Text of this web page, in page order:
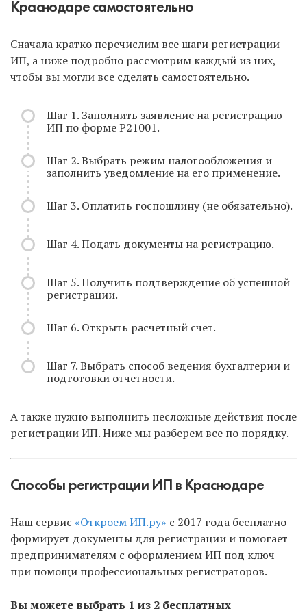
Краснодаре самостоятельно
Сначала кратко перечислим все шаги регистрации
ИП, а ниже подробно рассмотрим каждый из них,
чтобы вы могли все сделать самостоятельно.
Шаг 1. Заполнить заявление на регистрацию
ИП по форме Р21001.
Шаг 2. Выбрать режим налогообложения и
заполнить уведомление на его применение.
Шаг 3. Оплатить госпошлину (не обязательно).
Шаг 4. Подать документы на регистрацию.
Шаг 5. Получить подтверждение об успешной
регистрации.
Шаг 6. Открыть расчетный счет.
Шаг 7. Выбрать способ ведения бухгалтерии и
подготовки отчетности.
А также нужно выполнить несложные действия после
регистрации ИП. Ниже мы разберем все по порядку.
Способы регистрации ИП в Краснодаре
Наш сервис «Откроем ИП.ру» с 2017 года бесплатно
формирует документы для регистрации и помогает
предпринимателям с оформлением ИП под ключ
при помощи профессиональных регистраторов.
Вы можете выбрать 1 из 2 бесплатных